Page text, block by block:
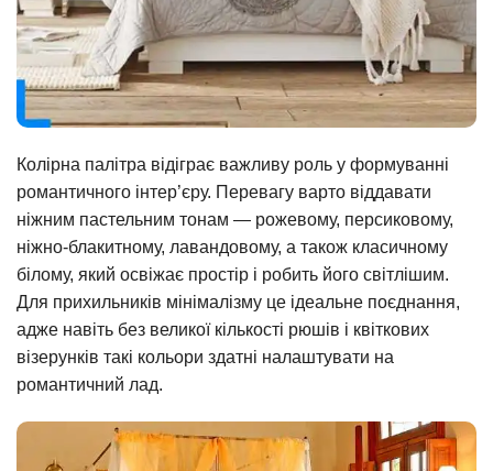
Колірна палітра відіграє важливу роль у формуванні
романтичного інтер’єру. Перевагу варто віддавати
ніжним пастельним тонам — рожевому, персиковому,
ніжно-блакитному, лавандовому, а також класичному
білому, який освіжає простір і робить його світлішим.
Для прихильників мінімалізму це ідеальне поєднання,
адже навіть без великої кількості рюшів і квіткових
візерунків такі кольори здатні налаштувати на
романтичний лад.